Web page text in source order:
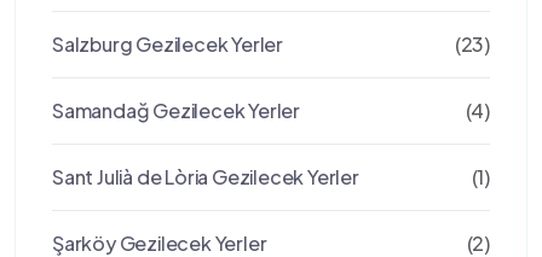
Salzburg Gezilecek Yerler (23)
Samandağ Gezilecek Yerler (4)
Sant Julià de Lòria Gezilecek Yerler (1)
Şarköy Gezilecek Yerler (2)